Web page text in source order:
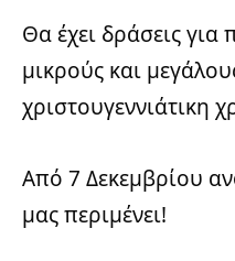
Θα έχει δράσεις για
μικρούς και
χριστουγεννιάτικη
Από 7 Δεκεμβρίου
μας περιμένει!